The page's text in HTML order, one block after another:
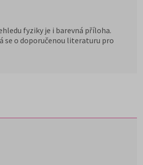
fyziky je i barevná příloha.
se o doporučenou literaturu pro